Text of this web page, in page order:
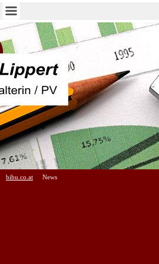
bibu.co.at News